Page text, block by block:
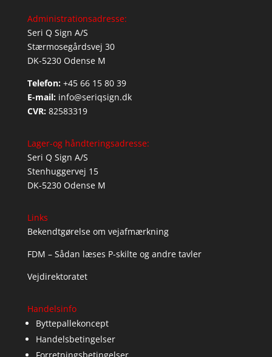
Administrationsadresse:
Seri Q Sign A/S
Stærmosegårdsvej 30
DK-5230 Odense M
Telefon: +45 66 15 80 39
E-mail: info@seriqsign.dk
CVR: 82583319
Lager-og håndteringsadresse:
Seri Q Sign A/S
Stenhuggervej 15
DK-5230 Odense M
Links
Bekendtgørelse om vejafmærkning
FDM – Sådan læses P-skilte og andre tavler
Vejdirektoratet
Handelsinfo
Byttepallekoncept
Handelsbetingelser